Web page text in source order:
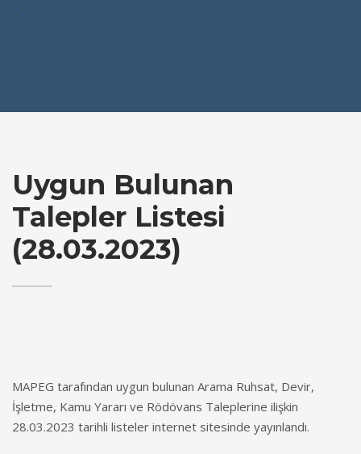
>
Uygun Bulunan
Talepler Listesi
(28.03.2023)
MAPEG tarafından uygun bulunan Arama Ruhsat, Devir,
İşletme, Kamu Yararı ve Rödövans Taleplerine ilişkin
28.03.2023 tarihli listeler internet sitesinde yayınlandı.